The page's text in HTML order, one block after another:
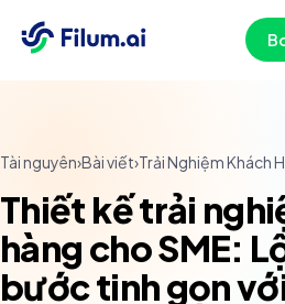
Tài nguyên›Bài viết›Trải Nghiệm Khách
Thiết kế trải
hàng cho SME:
bước tinh gọn